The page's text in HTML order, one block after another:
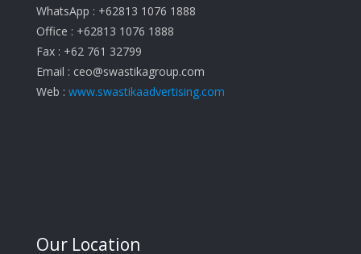
WhatsApp : +62813 1076 1888
Office : +62813 1076 1888
Fax : +62 761 32799
Email : ceo@swastikagroup.com
Web : www.swastikaadvertising.com
Our Location